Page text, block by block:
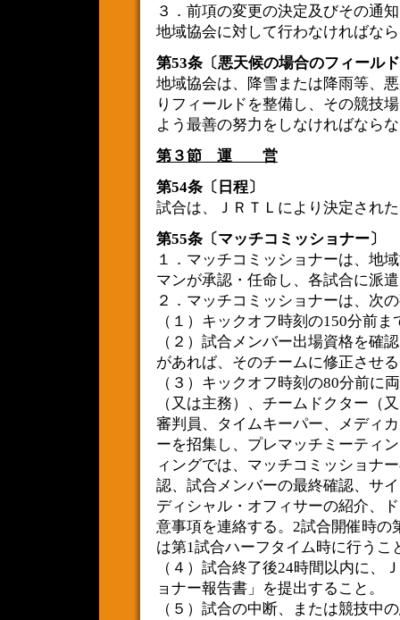
３．前項の変更の決定及びその通
地域協会に対して行わなければな
第53条〔悪天候の場合のフィール
地域協会は、降雪または降雨等、
りフィールドを整備し、その競技
よう最善の努力をしなければなら
第３節 運 営
第54条〔日程〕
試合は、ＪＲＴＬにより決定され
第55条〔マッチコミッショナー〕
１．マッチコミッショナーは、地
マンが承認・任命し、各試合に派
２．マッチコミッショナーは、次
（１）キックオフ時刻の150分前
（２）試合メンバー出場資格を確
があれば、そのチームに修正させ
（３）キックオフ時刻の80分前に
（又は主務）、チームドクター（
審判員、タイムキーパー、メディ
ーを招集し、プレマッチミーティ
ィングでは、マッチコミッショナ
認、試合メンバーの最終確認、サ
ディシャル・オフィサーの紹介、
意事項を連絡する。2試合開催時の
は第1試合ハーフタイム時に行うこ
（４）試合終了後24時間以内に、
ョナー報告書」を提出すること。
（５）試合の中断、または競技中